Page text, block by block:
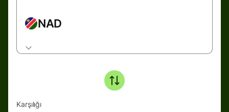
NAD
Karşılığı